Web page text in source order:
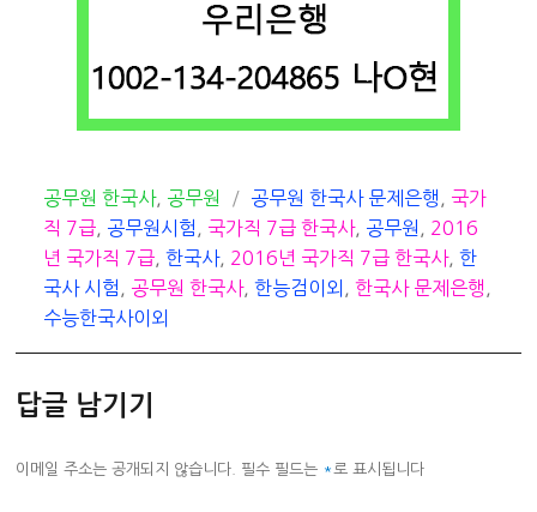
카
테
고
리
공무원 한국사, 공무원
태
그
공무원 한국사 문제은행
국가
직 7급
공무원시험 국가직 7급 한국사, 공무원
2016
년 국가직 7급 ,한국사, 2016년 국가직 7급 한국사,한
국사 시험
공무원 한국사,한능검이외 ,한국사 문제은행
수능한국사이외
답글 남기기
이메일 주소는 공개되지 않습니다. 필수 필드는 *로 표시됩니다